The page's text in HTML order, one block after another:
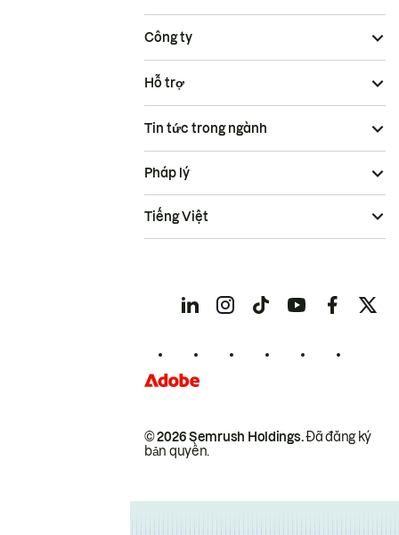
Công ty
Hỗ trợ
Tin tức trong ngành
© 2026 Semrush Holdings.Đã đăng ký
bản quyền.
Pháp lý
Tiếng Việt